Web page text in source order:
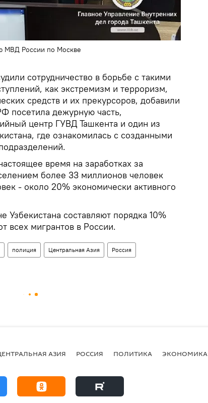
МВД России по Москве
сотрудничество в борьбе с такими
как экстремизм и терроризм,
средств и их прекурсоров, добавили
посетила дежурную часть,
центр ГУВД Ташкента и один из
где ознакомилась с созданными
время на заработках за
более 33 миллионов человек
- около 20% экономически активного
составляют порядка 10%
всех мигрантов в России.
полиция Центральная Азия Россия
АЗИЯ РОССИЯ ПОЛИТИКА ЭКОНОМИКА